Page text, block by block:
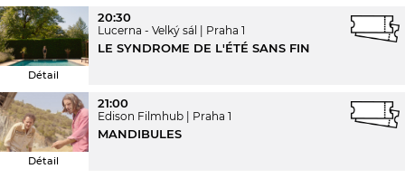
Détail
20:30
Lucerna - Velký sál Praha 1
LE SYNDROME DE L'ÉTÉ SANS FIN
Détail
21:00
Edison Filmhub Praha 1
MANDIBULES